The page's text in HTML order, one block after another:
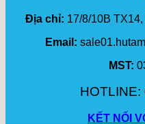
Địa chỉ: 17/8/10B
Email:
MST:
KẾT NỐI